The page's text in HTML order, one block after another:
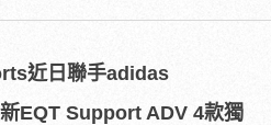
近日聯手adidas
EQT Support ADV 4款獨